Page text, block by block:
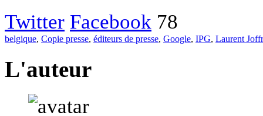
Twitter Facebook 78
belgique, Copie presse, éditeurs de presse, Google, IPG, Laurent
L'auteur